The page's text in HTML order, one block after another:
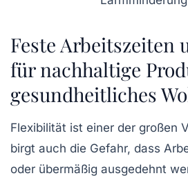
Feste Arbeitszeiten
für nachhaltige
gesundheitliches
Flexibilität ist einer der großen
birgt auch die Gefahr, dass
oder übermäßig ausgedehnt